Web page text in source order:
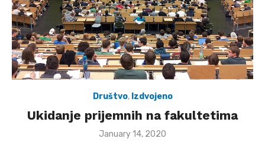
Društvo, Izdvojeno
Ukidanje prijemnih na fakultetima
Posted
January 14, 2020